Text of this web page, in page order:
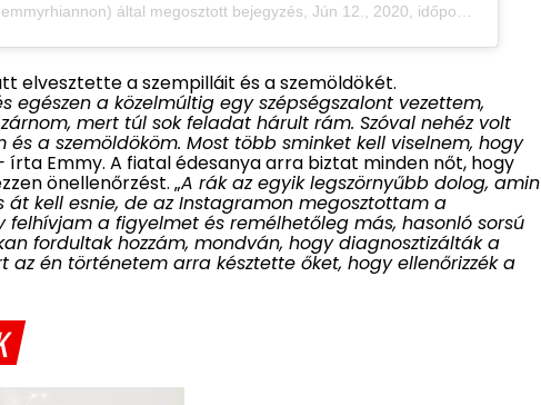
által megosztott bejegyzés, Jún 12., 2020, időpont: 8:52 (PDT időzóna szerint)
elvesztette a szempilláit és a szemöldökét.
egészen a közelmúltig egy szépségszalont vezettem,
mert túl sok feladat hárult rám. Szóval nehéz volt
és a szemöldököm. Most több sminket kell viselnem, hogy
írta Emmy. A fiatal édesanya arra biztat minden nőt, hogy
önellenőrzést. „A rák az egyik legszörnyűbb dolog, amin
át kell esnie, de az Instagramon megosztottam a
felhívjam a figyelmet és remélhetőleg más, hasonló sorsú
fordultak hozzám, mondván, hogy diagnosztizálták a
az én történetem arra késztette őket, hogy ellenőrizzék a